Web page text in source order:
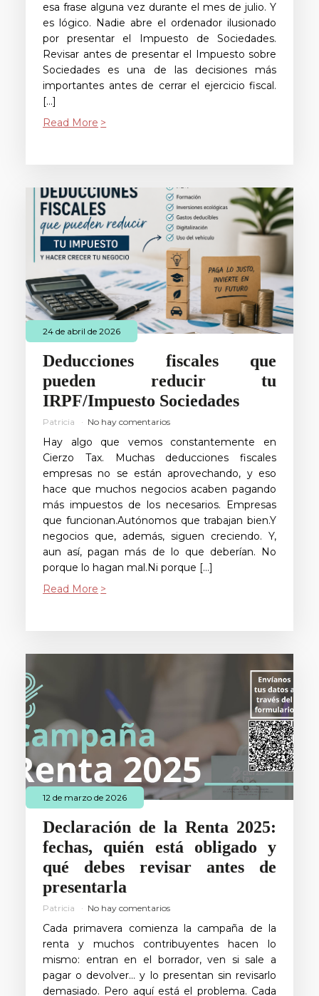
esa frase alguna vez durante el mes de julio. Y
es lógico. Nadie abre el ordenador ilusionado
por presentar el Impuesto de Sociedades.
Revisar antes de presentar el Impuesto sobre
Sociedades es una de las decisiones más
importantes antes de cerrar el ejercicio fiscal.
[…]
Read More
24 de abril de 2026
Deducciones fiscales que
pueden reducir tu
IRPF/Impuesto Sociedades
Patricia No hay comentarios
Hay algo que vemos constantemente en
Cierzo Tax. Muchas deducciones fiscales
empresas no se están aprovechando, y eso
hace que muchos negocios acaben pagando
más impuestos de los necesarios. Empresas
que funcionan.Autónomos que trabajan bien.Y
negocios que, además, siguen creciendo. Y,
aun así, pagan más de lo que deberían. No
porque lo hagan mal.Ni porque […]
Read More
12 de marzo de 2026
Declaración de la Renta 2025:
fechas, quién está obligado y
qué debes revisar antes de
presentarla
Patricia No hay comentarios
Cada primavera comienza la campaña de la
renta y muchos contribuyentes hacen lo
mismo: entran en el borrador, ven si sale a
pagar o devolver… y lo presentan sin revisarlo
demasiado. Pero aquí está el problema. Cada